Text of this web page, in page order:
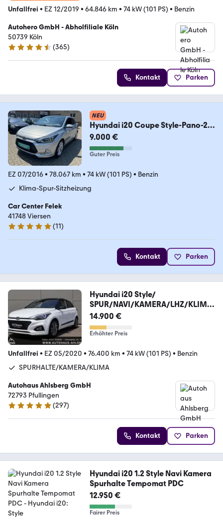
Unfallfrei • EZ 12/2019 • 64.846 km • 74 kW (101 PS) • Benzin
Autohero GmbH - Abholfiliale Köln
50739 Köln
4.6 Sterne
(365)
Kontakt Parken
NEU
Hyundai i20 Coupe Style-Pano-2X
PDC-Spur-Klima
9.000 €
Guter Preis
EZ 07/2016• 78.067 km • 74 kW (101 PS) • Benzin
Klima-Spur-Sitzheizung
Car Center Felek
41748 Viersen
5 Sterne
(11)
Kontakt Parken
Hyundai i20 Style/
SPUR/NAVI/KAMERA/LHZ/KLIMA
/TEMPO./DAB
14.900 €
Erhöhter Preis
Unfallfrei • EZ 05/2020 • 76.400 km • 74 kW (101 PS) • Benzin
SPURHALTE/KAMERA/KLIMA
Autohaus Ahlsberg GmbH
72793 Pfullingen
4.8 Sterne
(297)
Kontakt Parken
Hyundai i20 1.2 Style Navi Kamera
Spurhalte Tempomat PDC
12.950 €
Fairer Preis